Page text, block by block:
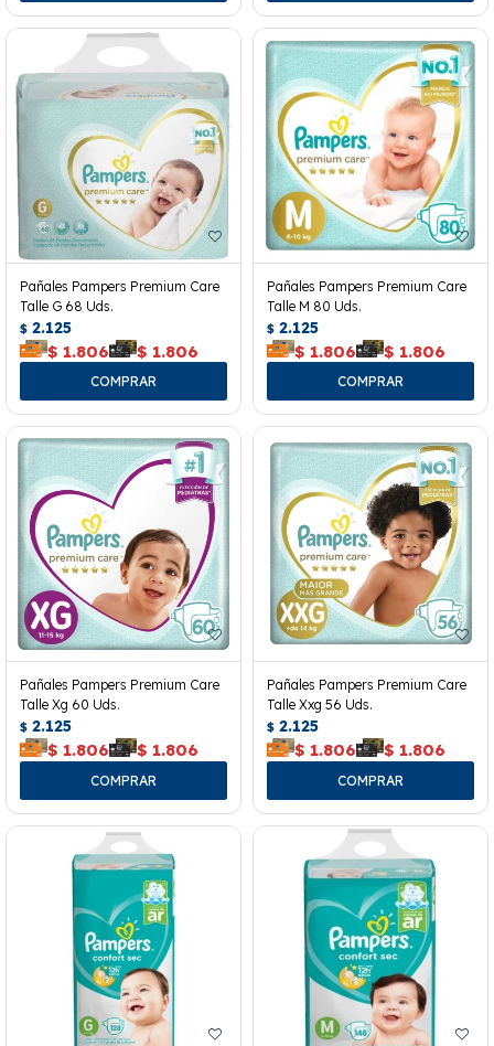
Pañales Pampers Premium Care
Talle G 68 Uds.
$ 2.125
$ 1.806 $ 1.806
Pañales Pampers Premium Care
Talle M 80 Uds.
$ 2.125
$ 1.806 $ 1.806
Pañales Pampers Premium Care
Talle Xg 60 Uds.
$ 2.125
$ 1.806 $ 1.806
Pañales Pampers Premium Care
Talle Xxg 56 Uds.
$ 2.125
$ 1.806 $ 1.806